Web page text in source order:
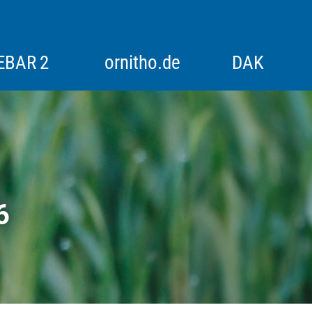
Alpenvogelmonitoring
Historische Bestandserfassungen
Rebhuhn
Rotmilan-Schlafplatzzählung
Synchronzählung Goldregenpfeifer
Synchronzählung Schwäne
2 ornitho.de DAK